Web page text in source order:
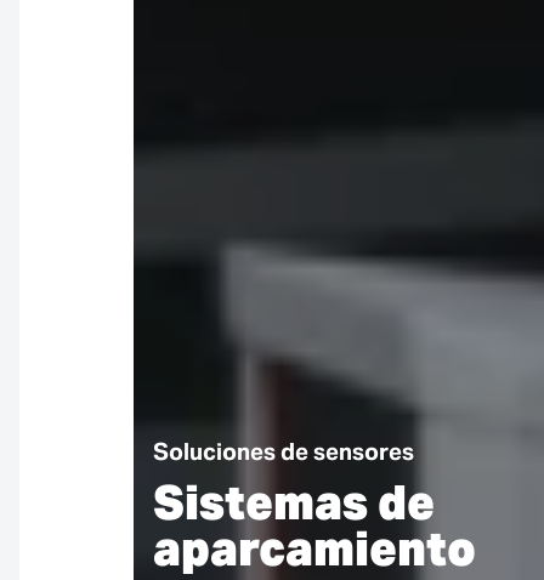
Soluciones de sensores
Sistemas de
aparcamiento